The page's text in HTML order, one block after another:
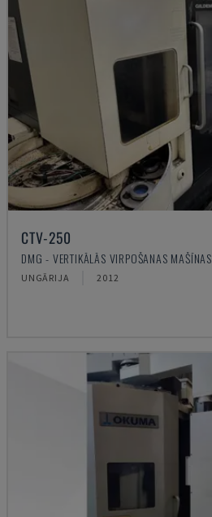
CTV-250
DMG - VERTIKĀLĀS VIRPOŠANAS MAŠĪNAS
UNGĀRIJA 2012